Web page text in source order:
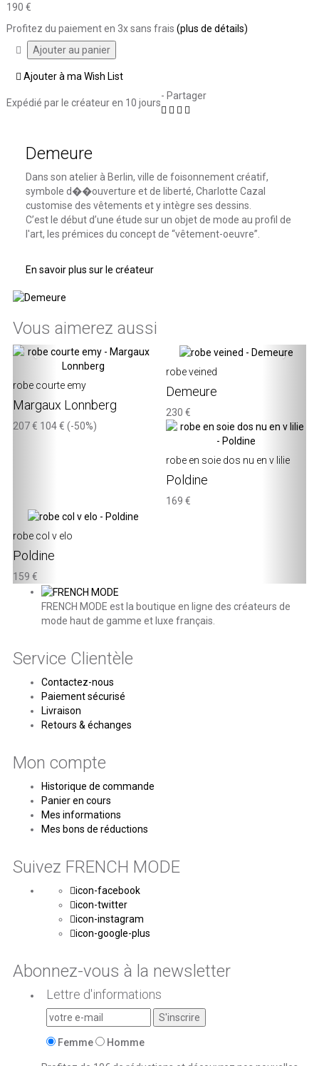
190 €
Profitez du paiement en 3x sans frais (plus de détails)
Ajouter à ma Wish List
Expédié par le créateuren 10 jours
- Partager
Demeure
Dans son atelier à Berlin, ville de foisonnement créatif,
symbole d��ouverture et de liberté, Charlotte Cazal
customise des vêtements et y intègre ses dessins.
C’est le début d’une étude sur un objet de mode au profil de
l'art, les prémices du concept de “vêtement-oeuvre”.
En savoir plus sur le créateur
Vous aimerez aussi
‹ ›
robe courte emy
Margaux Lonnberg
207 € 104 € (-50%)
robe veined
Demeure
230 €
robe en soie dos nu en v lilie
Poldine
169 €
robe col v elo
Poldine
159 €
FRENCH MODE est la boutique en ligne des créateurs de
mode haut de gamme et luxe français.
Service Clientèle
Contactez-nous
Paiement sécurisé
Livraison
Retours & échanges
Mon compte
Historique de commande
Panier en cours
Mes informations
Mes bons de réductions
Suivez FRENCH MODE
icon-facebook
icon-twitter
icon-instagram
icon-google-plus
Abonnez-vous à la newsletter
Lettre d'informations
Femme Homme